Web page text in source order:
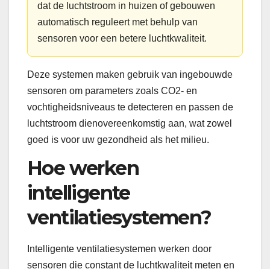
dat de luchtstroom in huizen of gebouwen
automatisch reguleert met behulp van
sensoren voor een betere luchtkwaliteit.
Deze systemen maken gebruik van ingebouwde
sensoren om parameters zoals CO2- en
vochtigheidsniveaus te detecteren en passen de
luchtstroom dienovereenkomstig aan, wat zowel
goed is voor uw gezondheid als het milieu.
Hoe werken
intelligente
ventilatiesystemen?
Intelligente ventilatiesystemen werken door
sensoren die constant de luchtkwaliteit meten en